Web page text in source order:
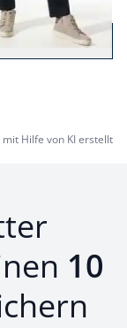
zu Seite 2
mit Hilfe von KI erstellt
10